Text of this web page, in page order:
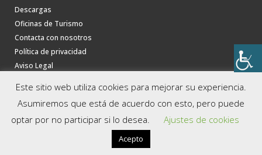
Descargas
Oficinas de Turismo
Contacta con nosotros
Política de privacidad
Aviso Legal
Este sitio web utiliza cookies para mejorar su experiencia.
Asumiremos que está de acuerdo con esto, pero puede
optar por no participar si lo desea.
Ajustes de cookies
Acepto